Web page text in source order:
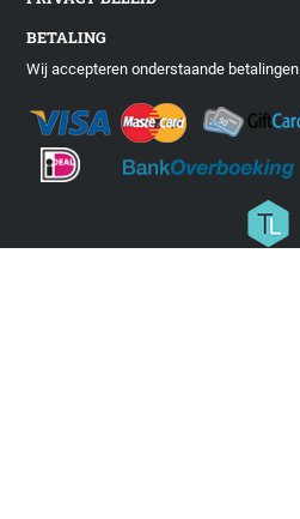
BETALING
Wij accepteren onderstaande betalingen